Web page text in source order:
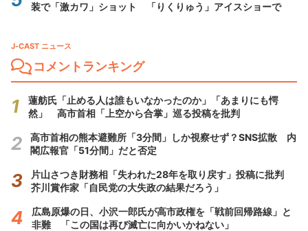
装で「激カワ」ショット 「りくりゅう」アイスショーで
J-CAST ニュース
コメントランキング
蓮舫氏「止める人は誰もいなかったのか」「あまりにも愕
然」 高市首相「上空から合掌」巡る投稿を批判
高市首相の熊本避難所「3分間」しか視察せず？SNS拡散 内
閣広報官「51分間」だと否定
片山さつき財務相「失われた28年を取り戻す」投稿に批判
芥川賞作家「自民党の大失政の結果だろう」
広島原爆の日、小沢一郎氏が高市政権を「戦前回帰路線」と
非難 「この国は再び滅亡に向かいかねない」